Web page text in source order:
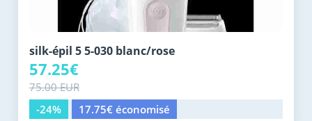
silk-épil 5 5-030 blanc/rose
57.25€
75.00 EUR
-24%
17.75€ économisé